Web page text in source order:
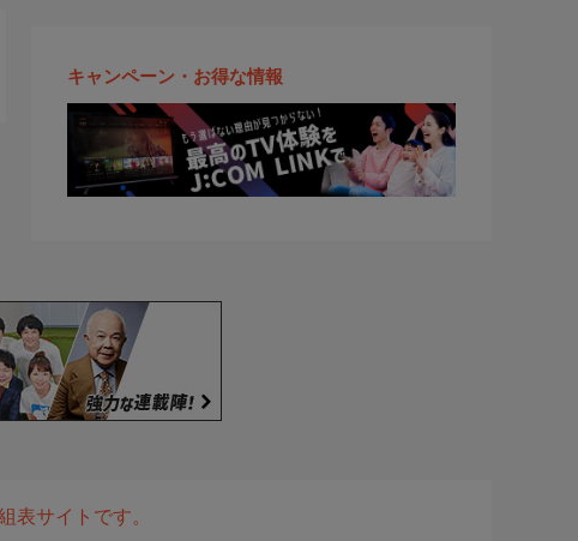
キャンペーン・お得な情報
表サイトです。